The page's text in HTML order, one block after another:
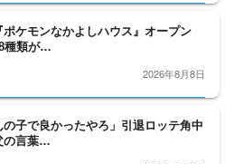
ポケモンなかよしハウス』オープン
種類が…
2026年8月8日
の子で良かったやろ」引退ロッテ角中
の言葉…